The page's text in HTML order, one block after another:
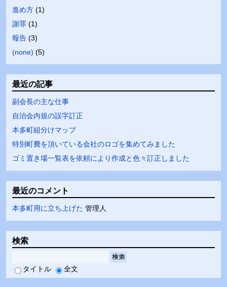
進め方 (1)
謝罪 (1)
報告 (3)
(none) (5)
最近の記事
副会長の主な仕事
自治会内規の誤字訂正
本多町組分けマップ
特別町費を頂いている会社のロゴを集めてみました
ゴミ置き場一覧表を依頼により作成と色々訂正しました
最近のコメント
本多町用に立ち上げた 管理人
検索
検索
タイトル 全文